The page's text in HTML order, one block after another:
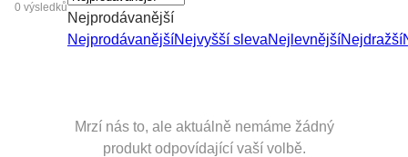
0 výsledků
Nejprodávanější
NejprodávanějšíNejvyšší slevaNejlevnějšíNejdražší
Mrzí nás to, ale aktuálně nemáme žádný
produkt odpovídající vaší volbě.